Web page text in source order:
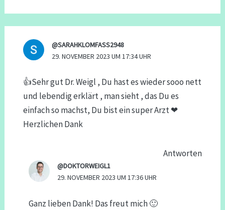
@SARAHKLOMFASS2948
29. NOVEMBER 2023 UM 17:34 UHR
👍Sehr gut Dr. Weigl , Du hast es wieder sooo nett
und lebendig erklärt , man sieht , das Du es
einfach so machst, Du bist ein super Arzt ❤
Herzlichen Dank
Antworten
@DOKTORWEIGL1
29. NOVEMBER 2023 UM 17:36 UHR
Ganz lieben Dank! Das freut mich 🙂